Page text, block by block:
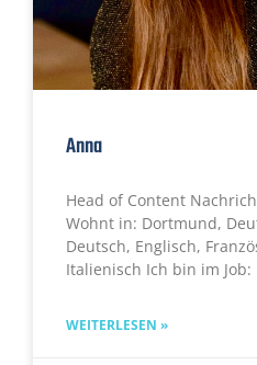
Anna
Head of Content
Wohnt in: Dortmund,
Deutsch, Englisch,
Italienisch Ich bin im Job:
WEITERLESEN »